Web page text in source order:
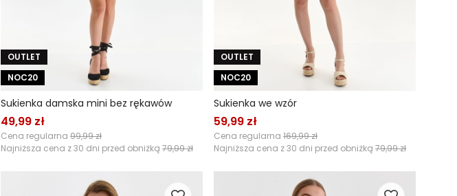
OUTLET
NOC20
Sukienka damska mini bez rękawów
49,99 zł
Cena regularna 99,99 zł
Najniższa cena z 30 dni przed obniżką 79,99 zł
OUTLET
NOC20
Sukienka we wzór
59,99 zł
Cena regularna 169,99 zł
Najniższa cena z 30 dni przed obniżką 79,99 zł